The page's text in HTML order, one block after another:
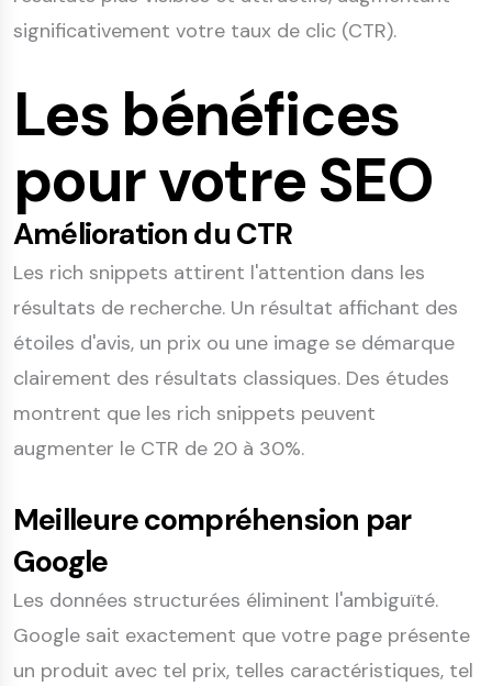
significativement votre taux de clic (CTR).
Les bénéfices
pour votre SEO
Amélioration du CTR
Les rich snippets attirent l'attention dans les
résultats de recherche. Un résultat affichant des
étoiles d'avis, un prix ou une image se démarque
clairement des résultats classiques. Des études
montrent que les rich snippets peuvent
augmenter le CTR de 20 à 30%.
Meilleure compréhension par
Google
Les données structurées éliminent l'ambiguïté.
Google sait exactement que votre page présente
un produit avec tel prix, telles caractéristiques, tel